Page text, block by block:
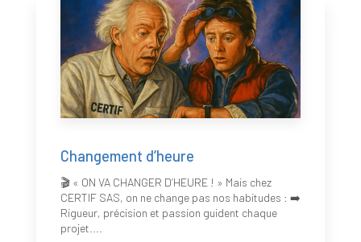
Changement d’heure
🎬 « ON VA CHANGER D’HEURE ! » Mais chez
CERTIF SAS, on ne change pas nos habitudes : ➡️
Rigueur, précision et passion guident chaque
projet....